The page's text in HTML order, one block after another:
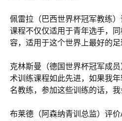
佩雷拉（巴西世界杯冠军教练
课程不仅仅适用于青年选手，
容，适用于这个世界上最好的足
克林斯曼（德国世界杯冠军成
术训练课程如此先进，如果我
名教练，参加这些训练的话，
布莱德（阿森纳青训总监）评